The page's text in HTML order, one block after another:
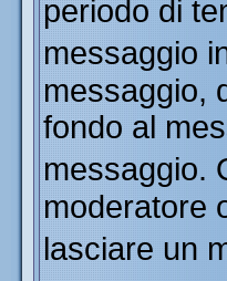
periodo di
messaggio
messaggio,
fondo al
messaggio.
moderatore
lasciare un